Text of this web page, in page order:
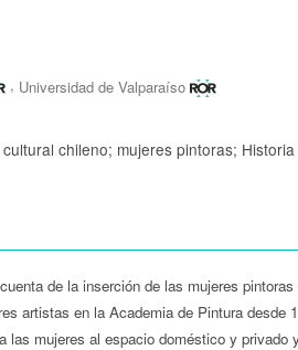
, Universidad de Valparaíso
chileno; mujeres pintoras;
de la inserción de las mujeres
artistas en la Academia de Pintura
las mujeres al espacio doméstico y